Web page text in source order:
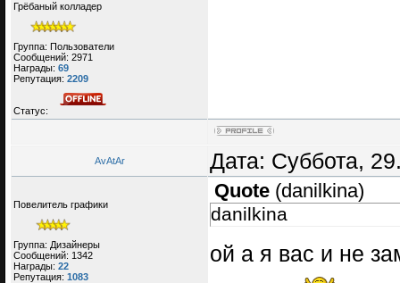
Грёбаный колладер
Группа: Пользователи
Сообщений: 2971
Награды: 69
Репутация: 2209
Статус:
AvAtAr Дата: Суббота,
Повелитель графики
Группа: Дизайнеры
Сообщений: 1342
Награды: 22
Репутация: 1083
Quote (danilkina)
danilkina
ой а я вас и не